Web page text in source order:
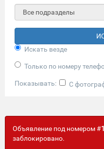
Искать везде
Только по номеру
Показывать: С
Объявление под номером #
заблокировано.